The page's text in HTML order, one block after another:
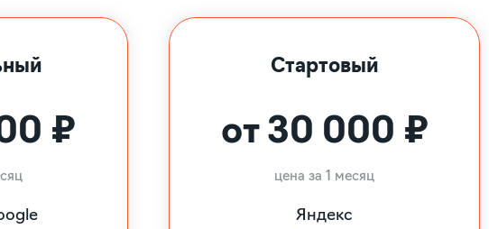
₽
Стартовый
от 30 000 ₽
цена за 1 месяц
Яндекс